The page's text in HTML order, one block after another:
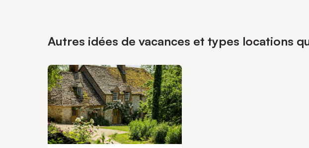
Autres idées de vacances et types locations